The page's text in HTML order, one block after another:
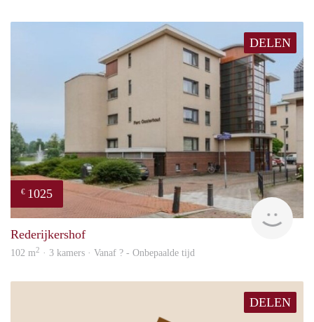
DELEN
€ 1025
Rederijkershof
102 m2 · 3 kamers · Vanaf ? - Onbepaalde tijd
DELEN